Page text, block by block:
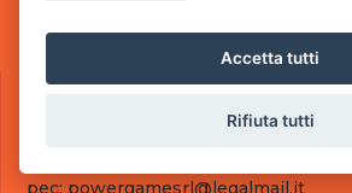
Cod. SDI: RMRCWXR
CONTATTI
e-mail: info@powergame.it
pec: powergamesrl@legalmail.it
Accetta tutti
Rifiuta tutti